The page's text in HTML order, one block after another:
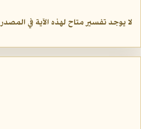
لا يوجد تفسير متاح لهذه الآية في